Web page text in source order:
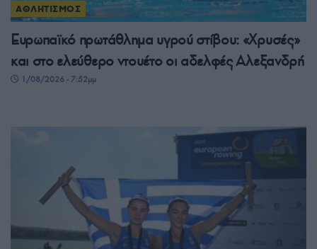
ΑΘΛΗΤΙΣΜΟΣ
Ευρωπαϊκό πρωτάθλημα υγρού στίβου: «Χρυσές»
και στο ελεύθερο ντουέτο οι αδελφές Αλεξανδρή
1/08/2026 - 7:52μμ